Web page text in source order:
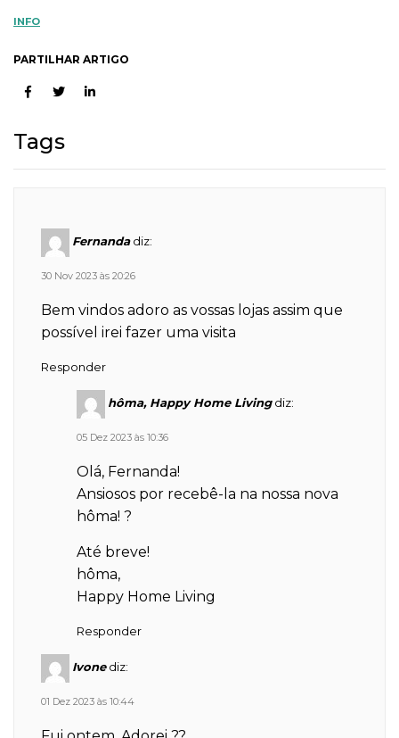
INFO
PARTILHAR ARTIGO
Tags
Fernanda diz:
30 Nov 2023 às 20:26
Bem vindos adoro as vossas lojas assim que
possível irei fazer uma visita
Responder
hôma, Happy Home Living diz:
05 Dez 2023 às 10:36
Olá, Fernanda!
Ansiosos por recebê-la na nossa nova
hôma! ?
Até breve!
hôma,
Happy Home Living
Responder
Ivone diz:
01 Dez 2023 às 10:44